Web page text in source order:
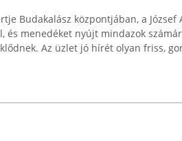
Budakalász központjában, a József
és menedéket nyújt mindazok
Az üzlet jó hírét olyan friss,